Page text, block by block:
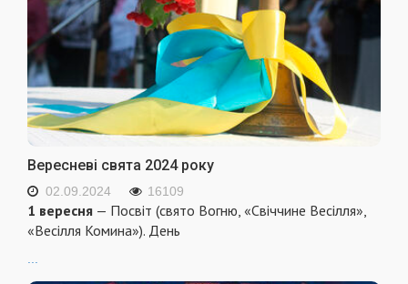
Вересневі свята 2024 року
02.09.2024 16109
1 вересня — Посвіт (свято Вогню, «Свіччине Весілля»,
«Весілля Комина»). День
...